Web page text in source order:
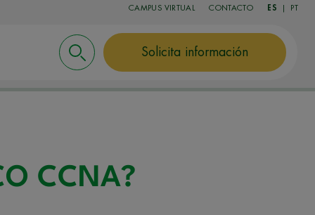
CAMPUS VIRTUAL CONTACTO ES PT
Solicita información
CCNA?